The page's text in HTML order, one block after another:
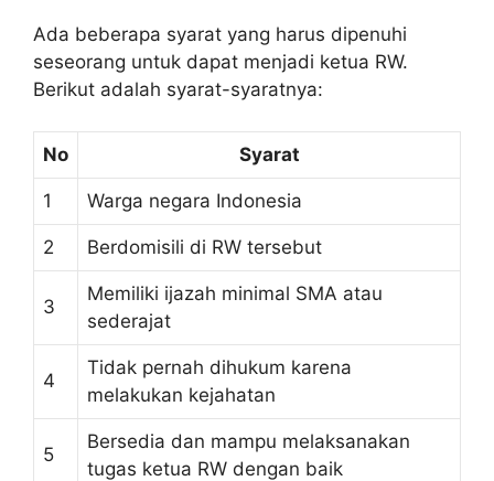
Ada beberapa syarat yang harus dipenuhi
seseorang untuk dapat menjadi ketua RW.
Berikut adalah syarat-syaratnya:
No Syarat
1 Warga negara Indonesia
2 Berdomisili di RW tersebut
3
Memiliki ijazah minimal SMA atau
sederajat
4
Tidak pernah dihukum karena
melakukan kejahatan
5
Bersedia dan mampu melaksanakan
tugas ketua RW dengan baik